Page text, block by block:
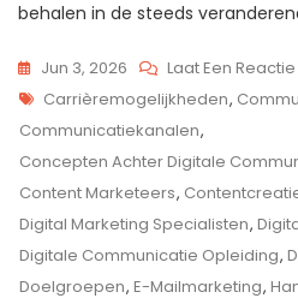
behalen in de steeds
Jun 3, 2026 Laat Een
Tags
Carrièremogelijkheden,
Communicatiekanalen,
Concepten Achter Digitale
Content Marketeers,
Digital Marketing Specialisten,
Digitale Communicatie Opleiding,
Doelgroepen, E-Mailmarketing,